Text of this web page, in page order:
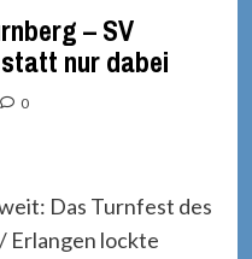
– SV
nur dabei
0
Das Turnfest des
Erlangen lockte